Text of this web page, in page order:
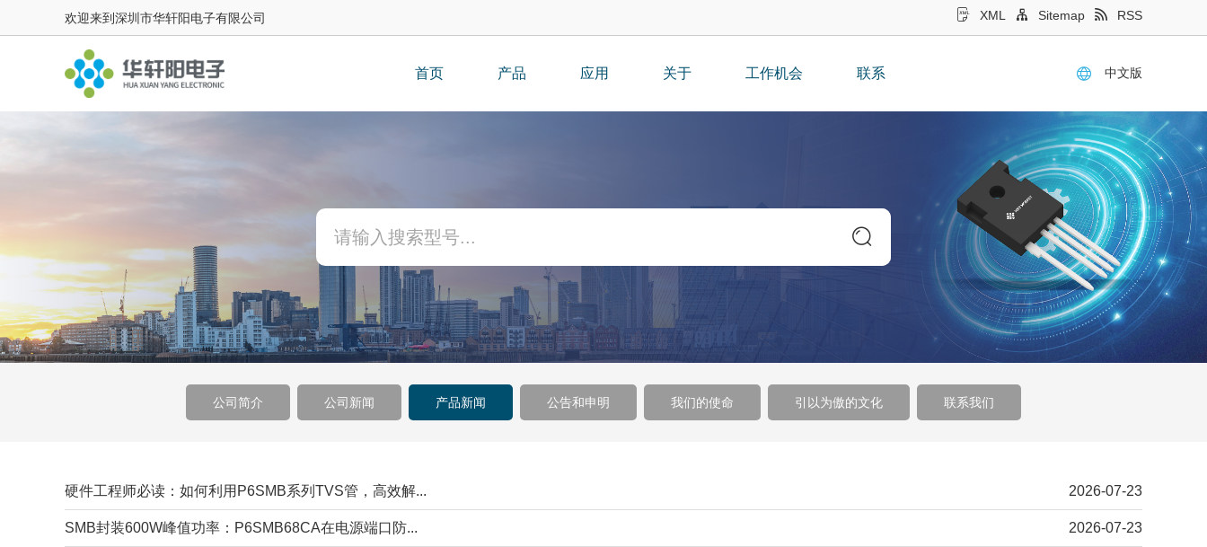
欢迎来到深圳市华轩阳电子有限公司 XML Sitemap RSS
首页 产品 应用 关于 工作机会 联系 中文版
公司简介 公司新闻 产品新闻 公告和申明 我们的使命 引以为傲的文化 联系我们
硬件工程师必读：如何利用P6SMB系列TVS管，高效解... 2026-07-23
SMB封装600W峰值功率：P6SMB68CA在电源端口防... 2026-07-23